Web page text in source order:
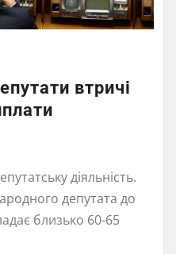
втричі
діяльність.
депутата до
близько 60-65